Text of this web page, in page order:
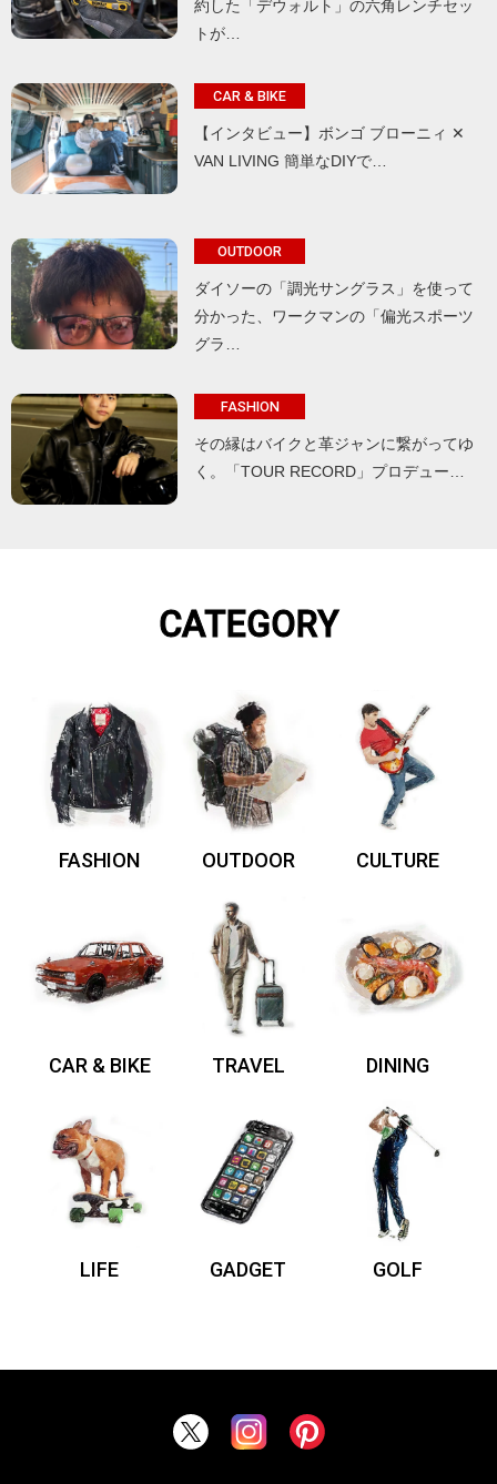
約した「デウォルト」の六角レンチセッ
トが…
CAR & BIKE
【インタビュー】ボンゴ ブローニィ ✕
VAN LIVING 簡単なDIYで…
OUTDOOR
ダイソーの「調光サングラス」を使って
分かった、ワークマンの「偏光スポーツ
グラ…
FASHION
その縁はバイクと革ジャンに繋がってゆ
く。「TOUR RECORD」プロデュー…
CATEGORY
FASHION OUTDOOR CULTURE
CAR & BIKE TRAVEL DINING
LIFE GADGET GOLF